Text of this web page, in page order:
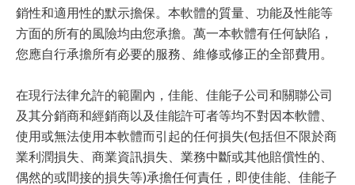
銷性和適用性的默示擔保。本軟體的質量、功能及性能等
方面的所有的風險均由您承擔。萬一本軟體有任何缺陷，
您應自行承擔所有必要的服務、維修或修正的全部費用。
在現行法律允許的範圍內，佳能、佳能子公司和關聯公司
及其分銷商和經銷商以及佳能許可者等均不對因本軟體、
使用或無法使用本軟體而引起的任何損失(包括但不限於商
業利潤損失、商業資訊損失、業務中斷或其他賠償性的、
偶然的或間接的損失等)承擔任何責任，即使佳能、佳能子